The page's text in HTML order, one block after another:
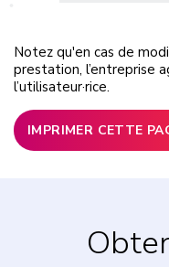
Notez qu'en cas de
prestation, l’entreprise
l’utilisateur·rice.
IMPRIMER CETTE